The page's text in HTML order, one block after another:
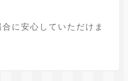
に安心していただけま